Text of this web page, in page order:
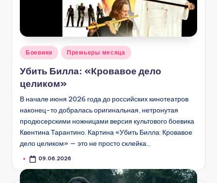
Опубликовано
Боевики Премьеры месяца
Убить Билла: «Кровавое дело
целиком»
В начале июня 2026 года до российских кинотеатров
наконец-то добралась оригинальная, нетронутая
продюсерскими ножницами версия культового боевика
Квентина Тарантино. Картина «Убить Билла: Кровавое
дело целиком» — это не просто склейка…
09.06.2026